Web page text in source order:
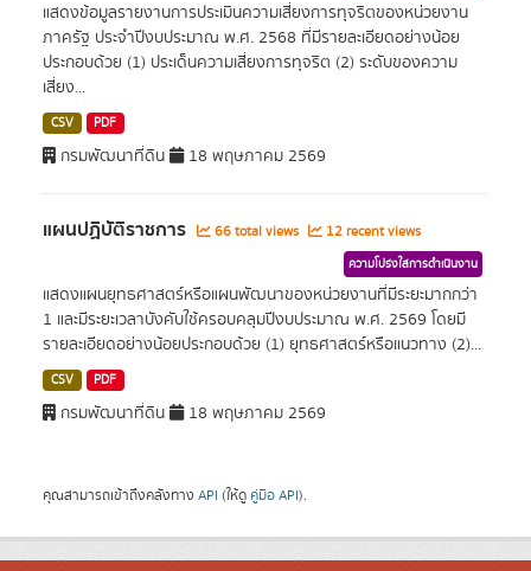
แสดงข้อมูลรายงานการประเมินความเสี่ยงการทุจริตของหน่วยงาน
ภาครัฐ ประจำปีงบประมาณ พ.ศ. 2568 ที่มีรายละเอียดอย่างน้อย
ประกอบด้วย (1) ประเด็นความเสี่ยงการทุจริต (2) ระดับของความ
เสี่ยง...
CSV PDF
กรมพัฒนาที่ดิน 18 พฤษภาคม 2569
แผนปฏิบัติราชการ 66 total views 12 recent views
ความโปร่งใสการดำเนินงาน
แสดงแผนยุทธศาสตร์หรือแผนพัฒนาของหน่วยงานที่มีระยะมากกว่า
1 และมีระยะเวลาบังคับใช้ครอบคลุมปีงบประมาณ พ.ศ. 2569 โดยมี
รายละเอียดอย่างน้อยประกอบด้วย (1) ยุทธศาสตร์หรือแนวทาง (2)...
CSV PDF
กรมพัฒนาที่ดิน 18 พฤษภาคม 2569
คุณสามารถเข้าถึงคลังทาง API (ให้ดู คู่มือ API).